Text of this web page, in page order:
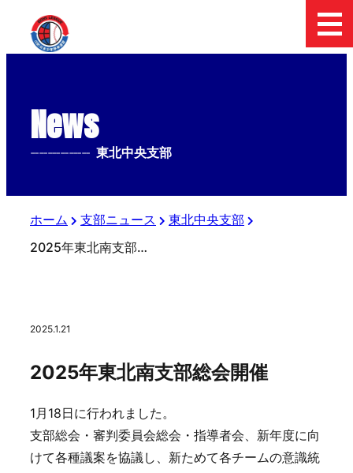
News
-------------- 東北中央支部
ホーム 支部ニュース
東北中央支部
2025年東北南支部総会開催
2025.1.21
2025年東北南支部総会開催
1月18日に行われました。
支部総会・審判委員会総会・指導者会、新年度に向
けて各種議案を協議し、新ためて各チームの意識統